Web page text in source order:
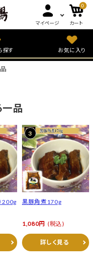
マイページ
0
カート
探す お気に入り
一品
200g 黒豚角煮170g
1,080円 (税込)
詳しく見る